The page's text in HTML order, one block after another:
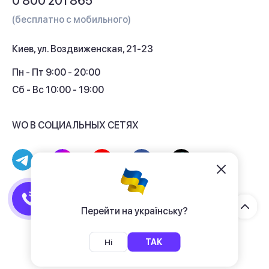
Перейти на українську?
Ні ТАК
Кэшбек
(бесплатно с мобильного)
Киев, ул. Воздвиженская, 21-23
Пн - Пт 9:00 - 20:00
Сб - Вс 10:00 - 19:00
WO В СОЦИАЛЬНЫХ СЕТЯХ
Договор публичной оферты
Политика конфиденциальности